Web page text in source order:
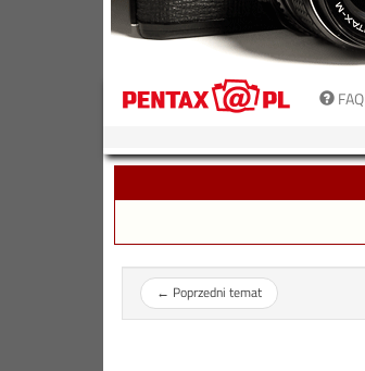
FAQ
← Poprzedni temat